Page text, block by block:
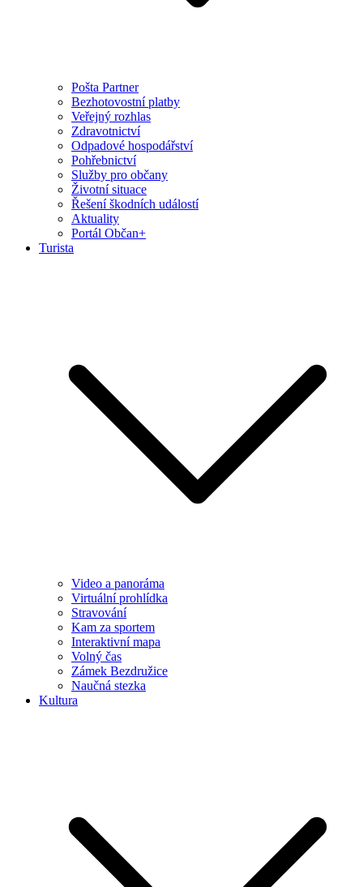
Pošta Partner
Bezhotovostní platby
Veřejný rozhlas
Zdravotnictví
Odpadové hospodářství
Pohřebnictví
Služby pro občany
Životní situace
Řešení škodních událostí
Aktuality
Portál Občan+
Turista
Video a panoráma
Virtuální prohlídka
Stravování
Kam za sportem
Interaktivní mapa
Volný čas
Zámek Bezdružice
Naučná stezka
Kultura